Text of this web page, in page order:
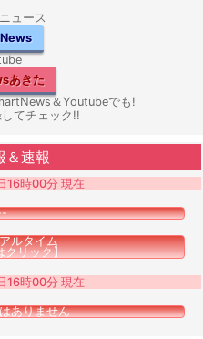
ュース
あきた
＆Youtubeでも!
てチェック!!
＆速報
16時00分 現在
ルタイム
クリック】
16時00分 現在
ありません